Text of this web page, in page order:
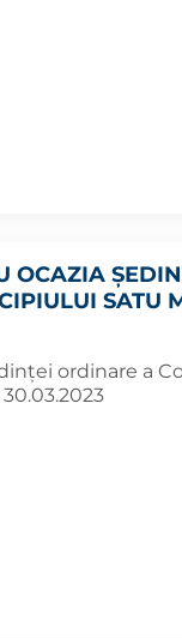
OCAZIA
SATU
ordinare a